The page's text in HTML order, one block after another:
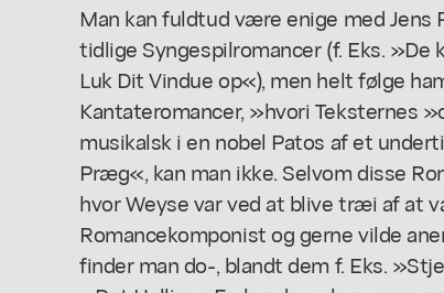
Man kan fuldtud være enige med Jens
tidlige Syngespilromancer (f. Eks.
Luk Dit Vindue op«), men helt følge
Kantateromancer, »hvori Teksternes
musikalsk i en nobel Patos af et
Præg«, kan man ikke. Selvom disse
hvor Weyse var ved at blive træi af at
Romancekomponist og gerne vilde
finder man do-, blandt dem f. Eks.